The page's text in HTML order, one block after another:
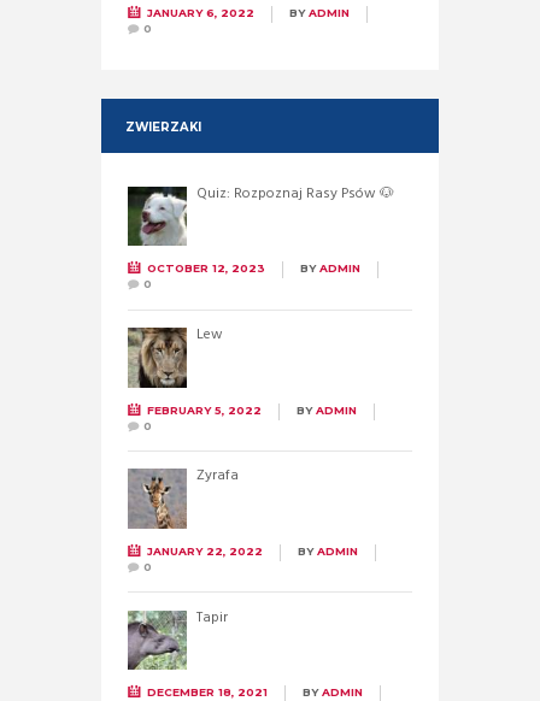
JANUARY 6, 2022 BYADMIN
0
ZWIERZAKI
Quiz: Rozpoznaj Rasy Psów 🐶
OCTOBER 12, 2023 BYADMIN
0
Lew
FEBRUARY 5, 2022 BYADMIN
0
Żyrafa
JANUARY 22, 2022 BYADMIN
0
Tapir
DECEMBER 18, 2021 BYADMIN